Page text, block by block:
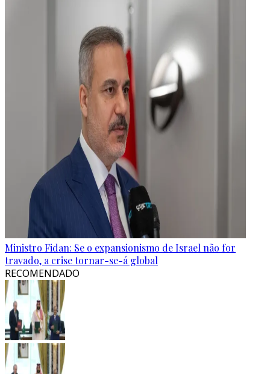
Ministro Fidan: Se o expansionismo de Israel não for
travado, a crise tornar-se-á global
RECOMENDADO